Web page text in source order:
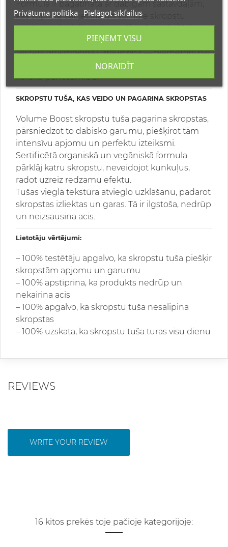
Formula ir bagātināta ar dabīgām sastāvdaļām,
kas stiprina, sabiezina un stimulē skropstu
augšanu, vienlaikus aizsargājot tās no kaitīgiem
Testēts oftalmologa uzraudzībā — piemērots pat
jutīgām acīm un ādai ap acīm, nodrošinot
lielisku panesamību.
SKROPSTU TUŠA, KAS VEIDO UN PAGARINA SKROPSTAS
Volume Boost skropstu tuša pagarina skropstas,
pārsniedzot to dabisko garumu, piešķirot tām
intensīvu apjomu un perfektu izteiksmi.
Sertificētā organiskā un vegāniskā formula
pārklāj katru skropstu, neveidojot kunkuļus,
radot uzreiz redzamu efektu.
Tušas vieglā tekstūra atvieglo uzklāšanu, padarot
skropstas izliektas un garas. Tā ir ilgstoša, nedrūp
un neizsausina acis.
Lietotāju vērtējumi:
– 100% testētāju apgalvo, ka skropstu tuša piešķir
skropstām apjomu un garumu
– 100% apstiprina, ka produkts nedrūp un
nekairina acis
– 100% apgalvo, ka skropstu tuša nesalipina
skropstas
– 100% uzskata, ka skropstu tuša turas visu dienu
REVIEWS
WRITE YOUR REVIEW
16 kitos prekės toje pačioje kategorijoje:
Privātuma politika Pielāgot sīkfailus
NORAIDĪT
PIEŅEMT VISU